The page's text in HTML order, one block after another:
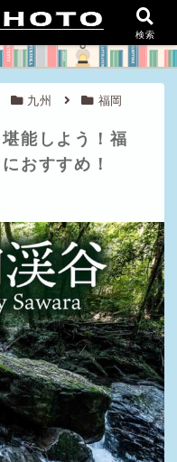
人生を。
九州 福岡
能しよう！福
おすすめ！
検索